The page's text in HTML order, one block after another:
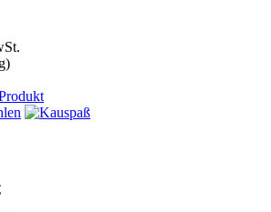
Dieses
Preisspanne: